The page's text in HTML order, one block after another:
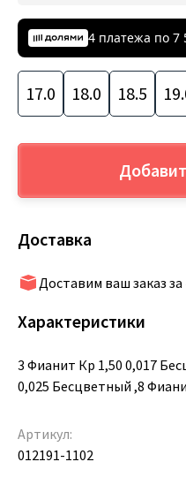
4 платежа по 7
17.0 18.0 18.5
Доставка
Доставим ваш заказ
Характеристики
3 Фианит Кр 1,50 0,017
0,025 Бесцветный ,8
Артикул:
012191-1102